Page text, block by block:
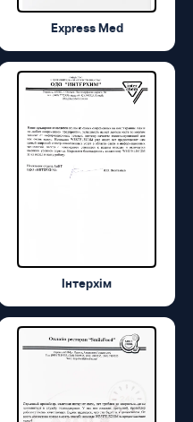
Express Med
Інтерхім